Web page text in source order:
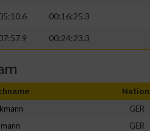
00:16:25.3
00:24:23.3
Nation
GER
GER